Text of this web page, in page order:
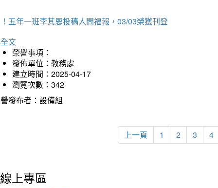
五年一班李其恩投稿人間福報，03/03榮獲刊登
文
榮譽事項：
發佈單位：教務處
建立時間：2025-04-17
瀏覽次數：342
發布者：設備組
上一頁 1 2 3 4
線上專區